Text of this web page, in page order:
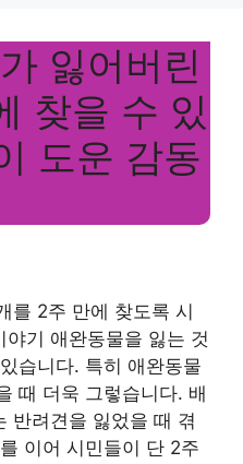
잃어버린
찾을 수 있
도운 감동
를 2주 만에 찾도록 시
기 애완동물을 잃는 것
습니다. 특히 애완동물
때 더욱 그렇습니다. 배
반려견을 잃었을 때 겪
이어 시민들이 단 2주